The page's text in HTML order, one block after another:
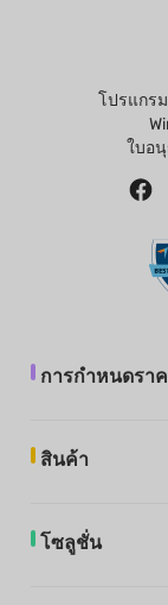
โปรแกร
ใบอ
การกำหนดรา
สินค้า
โซลูชั่น